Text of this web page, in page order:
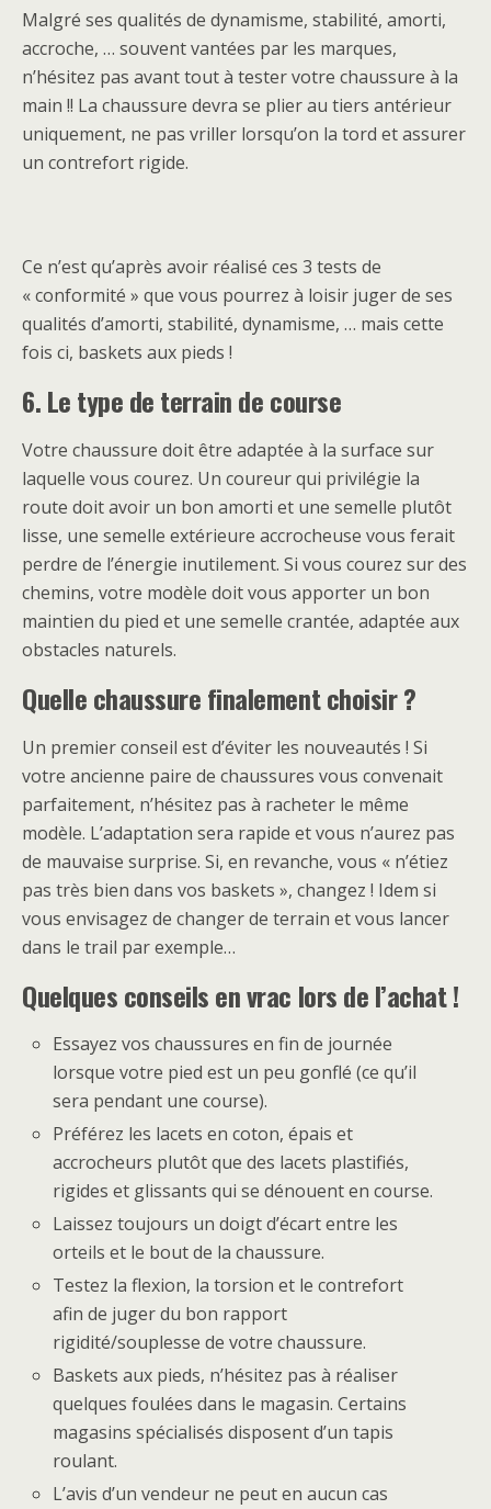
Malgré ses qualités de dynamisme, stabilité, amorti,
accroche, … souvent vantées par les marques,
n’hésitez pas avant tout à tester votre chaussure à la
main !! La chaussure devra se plier au tiers antérieur
uniquement, ne pas vriller lorsqu’on la tord et assurer
un contrefort rigide.
Ce n’est qu’après avoir réalisé ces 3 tests de
« conformité » que vous pourrez à loisir juger de ses
qualités d’amorti, stabilité, dynamisme, … mais cette
fois ci, baskets aux pieds !
6. Le type de terrain de course
Votre chaussure doit être adaptée à la surface sur
laquelle vous courez. Un coureur qui privilégie la
route doit avoir un bon amorti et une semelle plutôt
lisse, une semelle extérieure accrocheuse vous ferait
perdre de l’énergie inutilement. Si vous courez sur des
chemins, votre modèle doit vous apporter un bon
maintien du pied et une semelle crantée, adaptée aux
obstacles naturels.
Quelle chaussure finalement choisir ?
Un premier conseil est d’éviter les nouveautés ! Si
votre ancienne paire de chaussures vous convenait
parfaitement, n’hésitez pas à racheter le même
modèle. L’adaptation sera rapide et vous n’aurez pas
de mauvaise surprise. Si, en revanche, vous « n’étiez
pas très bien dans vos baskets », changez ! Idem si
vous envisagez de changer de terrain et vous lancer
dans le trail par exemple…
Quelques conseils en vrac lors de l’achat !
Essayez vos chaussures en fin de journée
lorsque votre pied est un peu gonflé (ce qu’il
sera pendant une course).
Préférez les lacets en coton, épais et
accrocheurs plutôt que des lacets plastifiés,
rigides et glissants qui se dénouent en course.
Laissez toujours un doigt d’écart entre les
orteils et le bout de la chaussure.
Testez la flexion, la torsion et le contrefort
afin de juger du bon rapport
rigidité/souplesse de votre chaussure.
Baskets aux pieds, n’hésitez pas à réaliser
quelques foulées dans le magasin. Certains
magasins spécialisés disposent d’un tapis
roulant.
L’avis d’un vendeur ne peut en aucun cas